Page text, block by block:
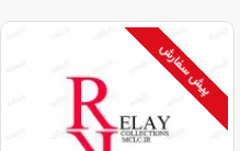
پیش سفارش